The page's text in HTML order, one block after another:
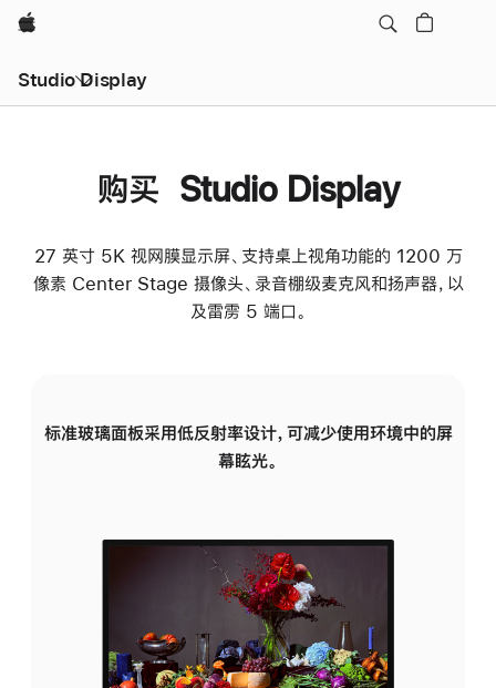
Apple
Studio Display
购买 Studio Display
27 英寸 5K 视网膜显示屏、支持桌上视角功能的 1200 万
像素 Center Stage 摄像头、录音棚级麦克风和扬声器，以
及雷雳 5 端口。
标准玻璃面板采用低反射率设计，可减少使用环境中的屏
幕眩光。